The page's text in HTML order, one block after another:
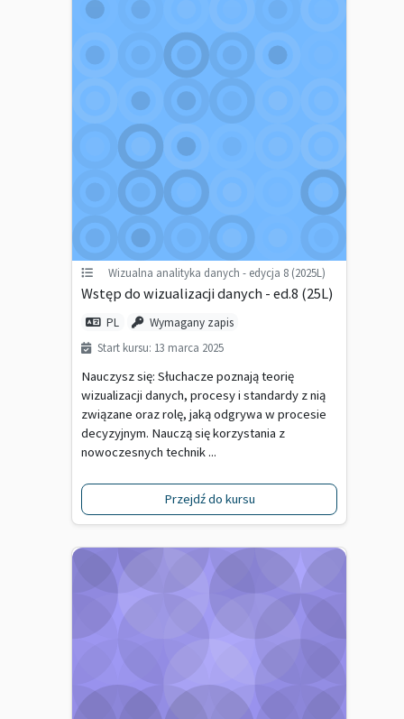
Wizualna analityka danych - edycja 8 (2025L)
Wstęp do wizualizacji danych - ed.8 (25L)
PL Wymagany zapis
Start kursu: 13 marca 2025
Nauczysz się: Słuchacze poznają teorię
wizualizacji danych, procesy i standardy z nią
związane oraz rolę, jaką odgrywa w procesie
decyzyjnym. Nauczą się korzystania z
nowoczesnych technik ...
Przejdź do kursu